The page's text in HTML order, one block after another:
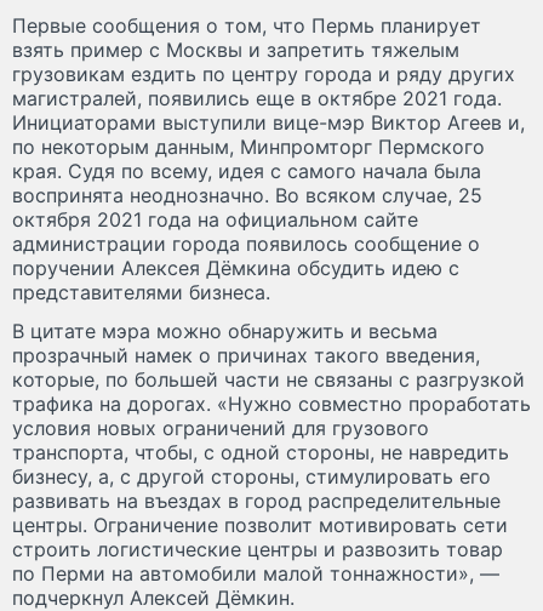
Первые сообщения о том, что Пермь планирует
взять пример с Москвы и запретить тяжелым
грузовикам ездить по центру города и ряду других
магистралей, появились еще в октябре 2021 года.
Инициаторами выступили вице-мэр Виктор Агеев и,
по некоторым данным, Минпромторг Пермского
края. Судя по всему, идея с самого начала была
воспринята неоднозначно. Во всяком случае, 25
октября 2021 года на официальном сайте
администрации города появилось сообщение о
поручении Алексея Дёмкина обсудить идею с
представителями бизнеса.
В цитате мэра можно обнаружить и весьма
прозрачный намек о причинах такого введения,
которые, по большей части не связаны с разгрузкой
трафика на дорогах. «Нужно совместно проработать
условия новых ограничений для грузового
транспорта, чтобы, с одной стороны, не навредить
бизнесу, а, с другой стороны, стимулировать его
развивать на въездах в город распределительные
центры. Ограничение позволит мотивировать сети
строить логистические центры и развозить товар
по Перми на автомобили малой тоннажности», —
подчеркнул Алексей Дёмкин.